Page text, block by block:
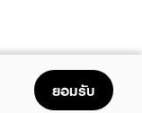
ยอมรับ